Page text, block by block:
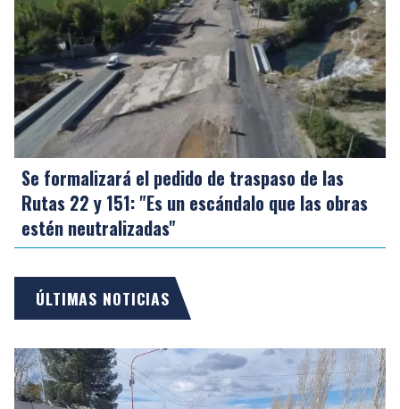
Se formalizará el pedido de traspaso de las
Rutas 22 y 151: "Es un escándalo que las obras
estén neutralizadas"
ÚLTIMAS NOTICIAS